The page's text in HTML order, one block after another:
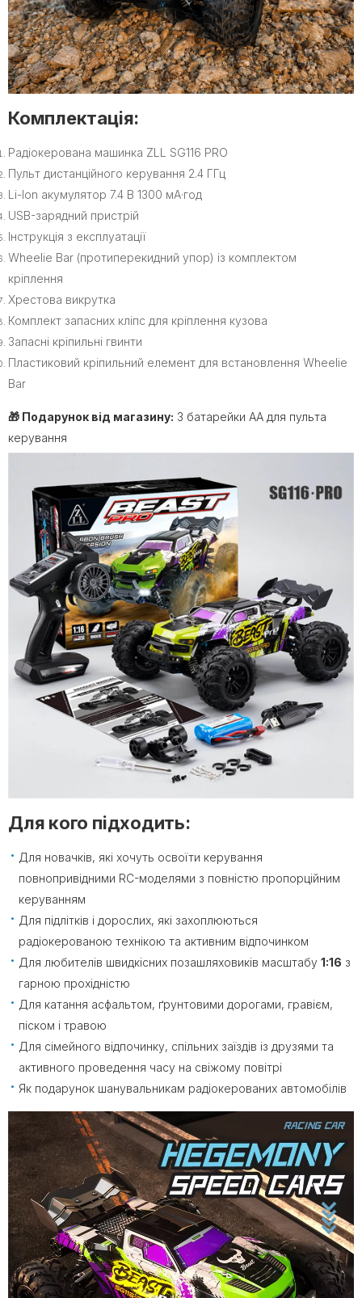
Комплектація:
Радіокерована машинка ZLL SG116 PRO
Пульт дистанційного керування 2.4 ГГц
Li-Ion акумулятор 7.4 В 1300 мА·год
USB-зарядний пристрій
Інструкція з експлуатації
Wheelie Bar (протиперекидний упор) із комплектом
кріплення
Хрестова викрутка
Комплект запасних кліпс для кріплення кузова
Запасні кріпильні гвинти
Пластиковий кріпильний елемент для встановлення Wheelie
Bar
🎁 Подарунок від магазину: 3 батарейки AA для пульта
керування
Для кого підходить:
Для новачків, які хочуть освоїти керування
повнопривідними RC-моделями з повністю пропорційним
керуванням
Для підлітків і дорослих, які захоплюються
радіокерованою технікою та активним відпочинком
Для любителів швидкісних позашляховиків масштабу 1:16 з
гарною прохідністю
Для катання асфальтом, ґрунтовими дорогами, гравієм,
піском і травою
Для сімейного відпочинку, спільних заїздів із друзями та
активного проведення часу на свіжому повітрі
Як подарунок шанувальникам радіокерованих автомобілів